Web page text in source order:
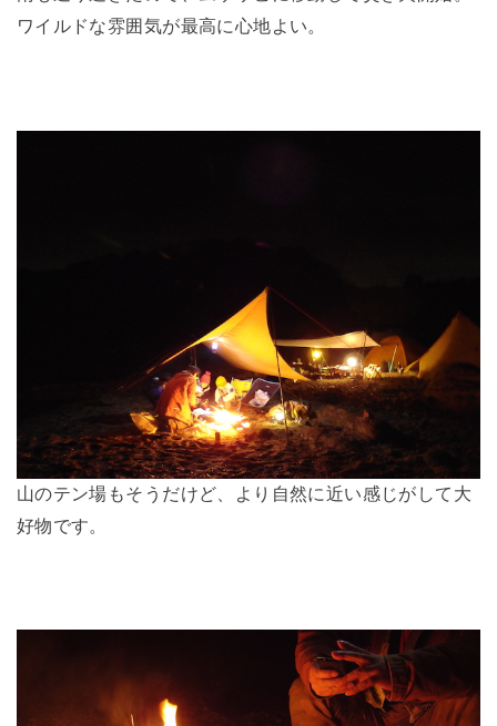
ワイルドな雰囲気が最高に心地よい。
山のテン場もそうだけど、より自然に近い感じがして大
好物です。